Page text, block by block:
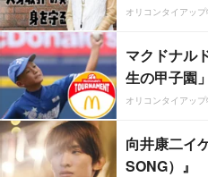
オリコンタイアップ
マクドナル
生の甲子園」
オリコンタイアップ
向井康二イ
SONG）』